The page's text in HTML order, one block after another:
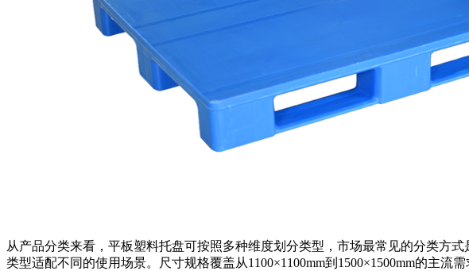
从产品分类来看，平板塑料托盘可按照多种维度划分类型，市场最常见的分类方
类型适配不同的使用场景。尺寸规格覆盖从1100×1100mm到1500×1500mm的主